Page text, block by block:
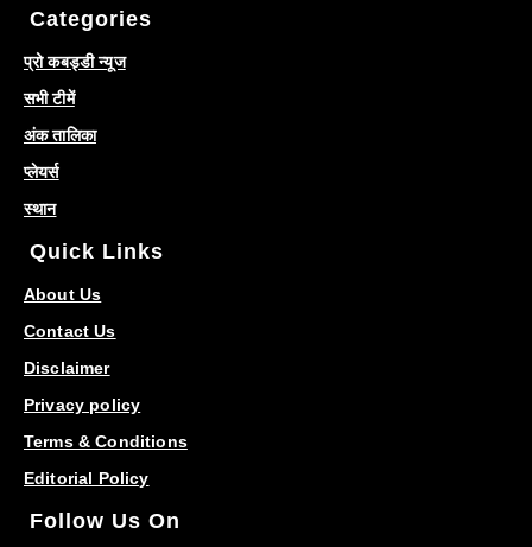
Categories
प्रो कबड्डी न्यूज
सभी टीमें
अंक तालिका
प्लेयर्स
स्थान
Quick Links
About Us
Contact Us
Disclaimer
Privacy policy
Terms & Conditions
Editorial Policy
Follow Us On